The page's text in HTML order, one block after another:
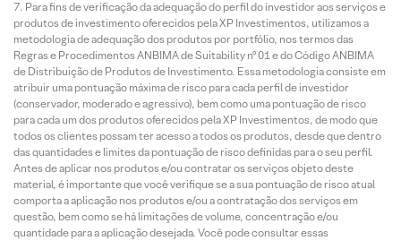
Para fins de verificação da adequação do perfil do investidor aos serviços e
produtos de investimento oferecidos pela XP Investimentos, utilizamos a
metodologia de adequação dos produtos por portfólio, nos termos das
Regras e Procedimentos ANBIMA de Suitability nº 01 e do Código ANBIMA
de Distribuição de Produtos de Investimento. Essa metodologia consiste em
atribuir uma pontuação máxima de risco para cada perfil de investidor
(conservador, moderado e agressivo), bem como uma pontuação de risco
para cada um dos produtos oferecidos pela XP Investimentos, de modo que
todos os clientes possam ter acesso a todos os produtos, desde que dentro
das quantidades e limites da pontuação de risco definidas para o seu perfil.
Antes de aplicar nos produtos e/ou contratar os serviços objeto deste
material, é importante que você verifique se a sua pontuação de risco atual
comporta a aplicação nos produtos e/ou a contratação dos serviços em
questão, bem como se há limitações de volume, concentração e/ou
quantidade para a aplicação desejada. Você pode consultar essas